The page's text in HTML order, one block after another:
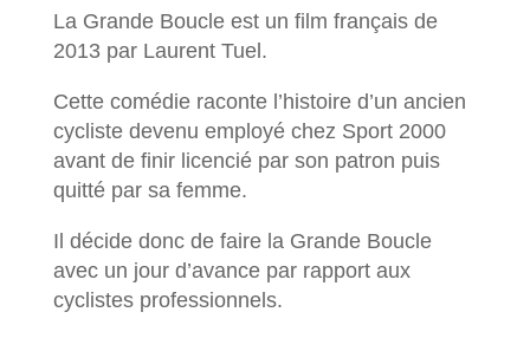
La Grande Boucle est un film français de
2013 par Laurent Tuel.
Cette comédie raconte l’histoire d’un ancien
cycliste devenu employé chez Sport 2000
avant de finir licencié par son patron puis
quitté par sa femme.
Il décide donc de faire la Grande Boucle
avec un jour d’avance par rapport aux
cyclistes professionnels.